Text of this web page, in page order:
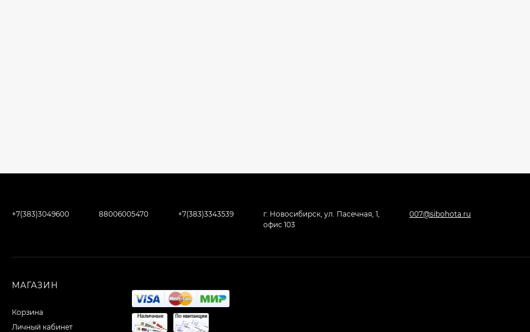
+7(383)3049600 88006005470 +7(383)3343539
г. Новосибирск, ул. Пасечная, 1,
офис 103
007@sibohota.ru
МАГАЗИН
Корзина
Личный кабинет